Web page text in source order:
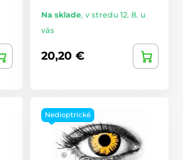
Na sklade, v stredu 12. 8. u
vás
20,20 €
Nedioptrické